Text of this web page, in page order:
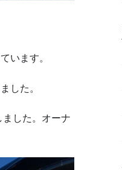
います。
した。
した。オーナ